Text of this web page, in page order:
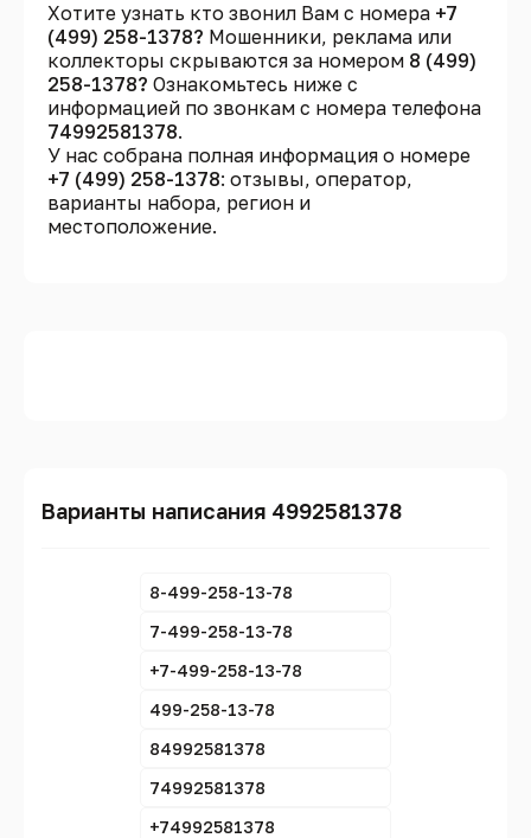
Хотите узнать кто звонил Вам с номера +7
(499) 258-1378? Мошенники, реклама или
коллекторы скрываются за номером 8 (499)
258-1378? Ознакомьтесь ниже с
информацией по звонкам с номера телефона
74992581378.
У нас собрана полная информация о номере
+7 (499) 258-1378: отзывы, оператор,
варианты набора, регион и
местоположение.
Варианты написания 4992581378
8-499-258-13-78
7-499-258-13-78
+7-499-258-13-78
499-258-13-78
84992581378
74992581378
+74992581378